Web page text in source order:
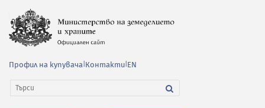
Профил на купувача Контакти EN